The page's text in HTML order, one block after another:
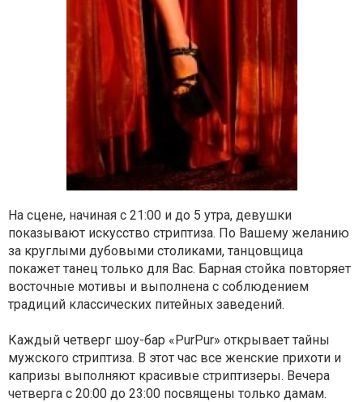
На сцене, начиная с 21:00 и до 5 утра, девушки
показывают искусство стриптиза. По Вашему желанию
за круглыми дубовыми столиками, танцовщица
покажет танец только для Вас. Барная стойка повторяет
восточные мотивы и выполнена с соблюдением
традиций классических питейных заведений.
Каждый четверг шоу-бар «PurPur» открывает тайны
мужского стриптиза. В этот час все женские прихоти и
капризы выполняют красивые стриптизеры. Вечера
четверга с 20:00 до 23:00 посвящены только дамам.